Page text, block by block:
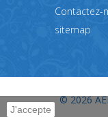
Contactez-
sitemap
J'accepte
© 2026